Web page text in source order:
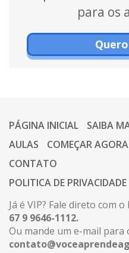
para os
PÁGINA INICIAL
SAIBA
AULAS
COMEÇAR AGORA
CONTATO
POLITICA DE PRIVACIDADE
Já é VIP? Fale direto com o
67 9 9646-1112.
Ou mande um e-mail para